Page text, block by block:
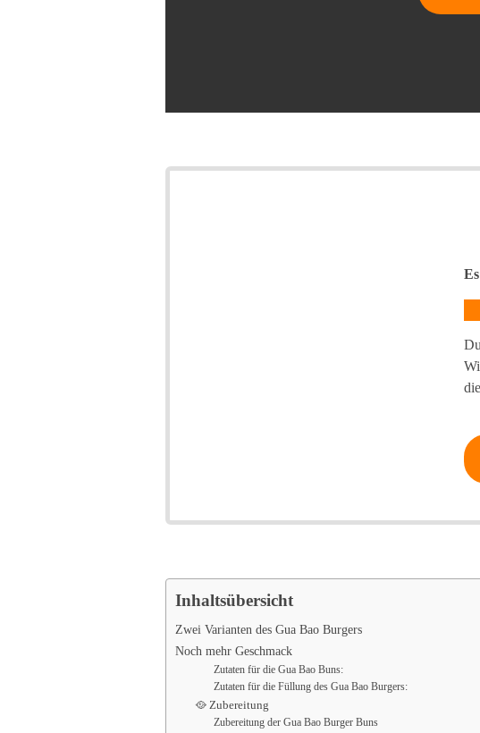
Inhaltsübersicht
Zwei Varianten des Gua Bao Burgers
Noch mehr Geschmack
Zutaten für die Gua Bao Buns:
Zutaten für die Füllung des Gua Bao Burgers:
🥘 Zubereitung
Zubereitung der Gua Bao Burger Buns